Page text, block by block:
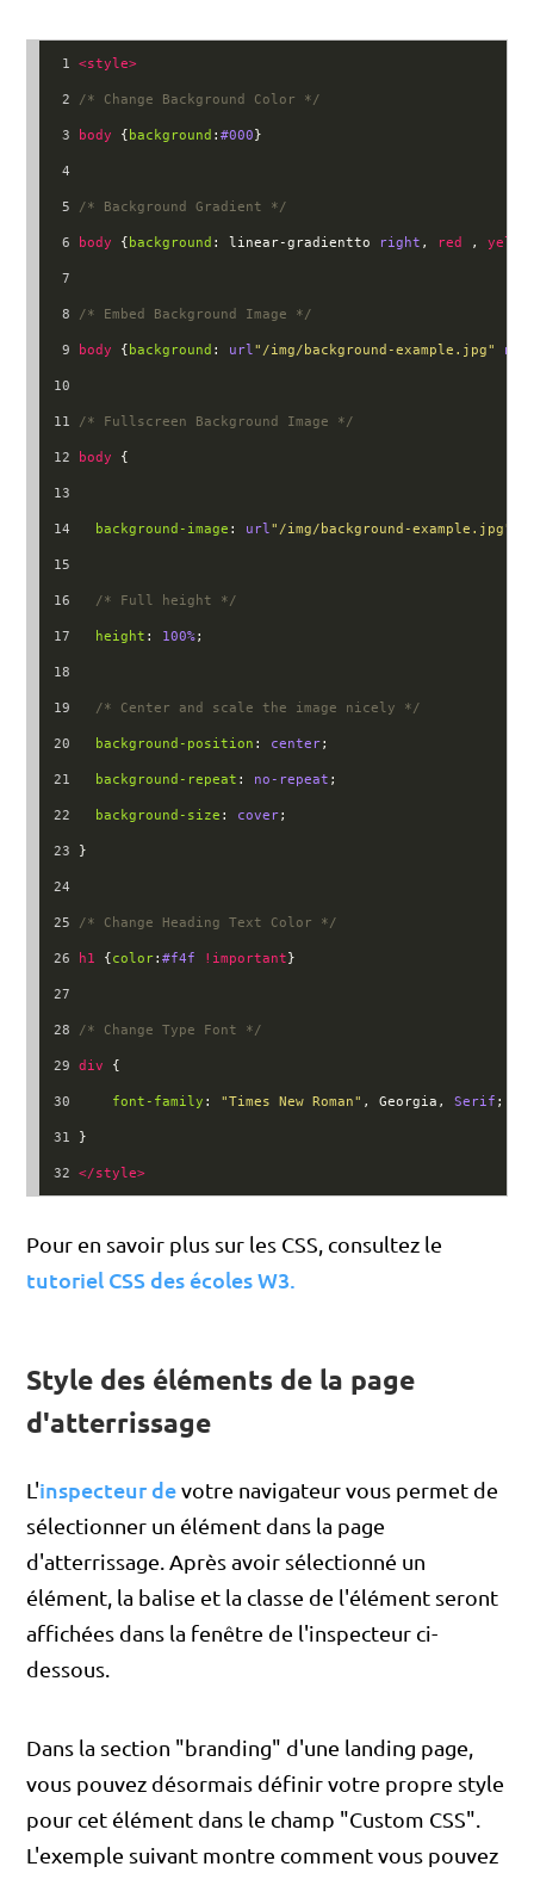
1 <style>
2 /* Change Background Color */
3 body { background :#000}
4
5 /* Background Gradient */
6 body { background : linear-gradientto right , red ,
7
8 /* Embed Background Image */
9 body { background : url"/img/background-example.jpg" no-
10
11 /* Fullscreen Background Image */
12 body {
13
14 background-image : url"/img/background-example.jpg"
15
16 /* Full height */
17 height : 100%;
18
19 /* Center and scale the image nicely */
20 background-position : center;
21 background-repeat : no-repeat ;
22 background-size : cover;
23 }
24
25 /* Change Heading Text Color */
26 h1 {color:#f4f !important}
27
28 /* Change Type Font */
29 div {
30 font-family : "Times New Roman" , Georgia , Serif ;
31 }
32 </style>
Pour en savoir plus sur les CSS, consultez le
tutoriel CSS des écoles W3.
Style des éléments de la page
d'atterrissage
L'inspecteur devotre navigateur vous permet de
sélectionner un élément dans la page
d'atterrissage. Après avoir sélectionné un
élément, la balise et la classe de l'élément seront
affichées dans la fenêtre de l'inspecteur ci-
dessous.
Dans la section "branding" d'une landing page,
vous pouvez désormais définir votre propre style
pour cet élément dans le champ "Custom CSS".
L'exemple suivant montre comment vous pouvez